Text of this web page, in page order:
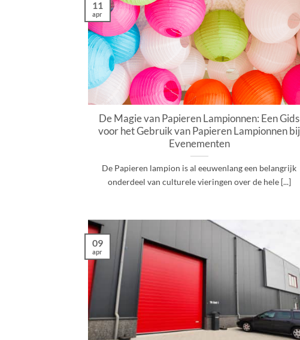
De Magie van Papieren Lampionnen: Een Gids
voor het Gebruik van Papieren Lampionnen bij
Evenementen
De Papieren lampion is al eeuwenlang een belangrijk
onderdeel van culturele vieringen over de hele [...]
11
apr
09
apr